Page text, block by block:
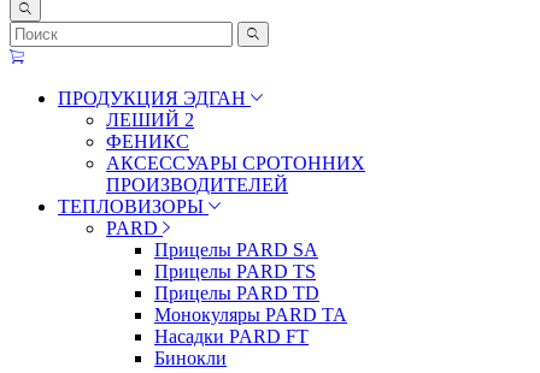
ПРОДУКЦИЯ ЭДГАН
ЛЕШИЙ 2
ФЕНИКС
АКСЕССУАРЫ СРОТОННИХ
ПРОИЗВОДИТЕЛЕЙ
ТЕПЛОВИЗОРЫ
PARD
Прицелы PARD SA
Прицелы PARD TS
Прицелы PARD TD
Монокуляры PARD TA
Насадки PARD FT
Бинокли